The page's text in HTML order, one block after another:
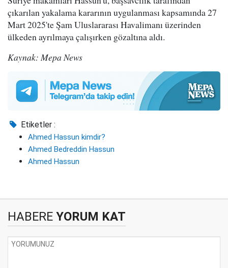
çıkarılan yakalama kararının uygulanması kapsamında 27
Mart 2025'te Şam Uluslararası Havalimanı üzerinden
ülkeden ayrılmaya çalışırken gözaltına aldı.
Kaynak: Mepa News
Etiketler :
Ahmed Hassun kimdir?
Ahmed Bedreddin Hassun
Ahmed Hassun
HABERE YORUM KAT